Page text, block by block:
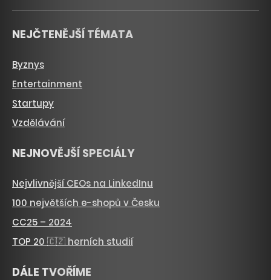
NEJČTENĚJŠÍ TÉMATA
Byznys
Entertainment
Startupy
Vzdělávání
NEJNOVĚJŠÍ SPECIÁLY
Nejvlivnější CEOs na LinkedInu
100 největších e-shopů v Česku
CC25 – 2024
TOP 20 🇨🇿 herních studií
DÁLE TVOŘÍME